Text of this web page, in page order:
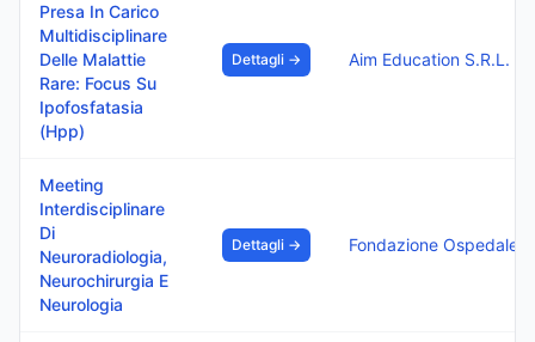
Presa In Carico
Multidisciplinare
Delle Malattie
Rare: Focus Su
Ipofosfatasia
(Hpp)
Dettagli → Aim Education S.R.L.
Meeting
Interdisciplinare
Di
Neuroradiologia,
Neurochirurgia E
Neurologia
Dettagli →